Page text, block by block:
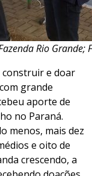
Rio Grande;
construir e doar
grande
aporte de
no Paraná.
menos, mais dez
e oito de
crescendo, a